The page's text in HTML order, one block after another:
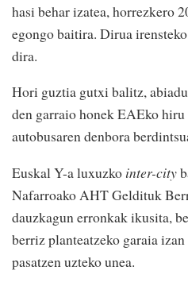
hasi behar izatea, horrezkero
egongo baitira. Dirua
dira.
Hori guztia gutxi balitz,
den garraio honek EAEko
autobusaren denbora
Euskal Y-a luxuzko inter-city
Nafarroako AHT Geldituk
dauzkagun erronkak ikusita,
berriz planteatzeko garaia
pasatzen uzteko unea.